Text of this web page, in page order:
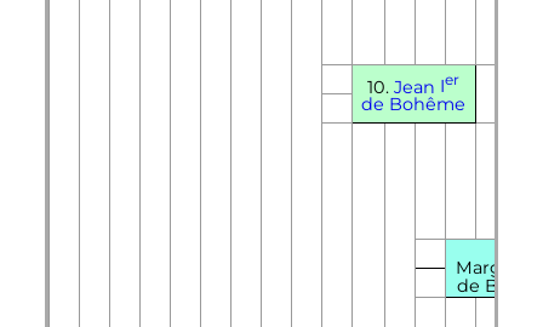
10.Jean Ier
de Bohême
de